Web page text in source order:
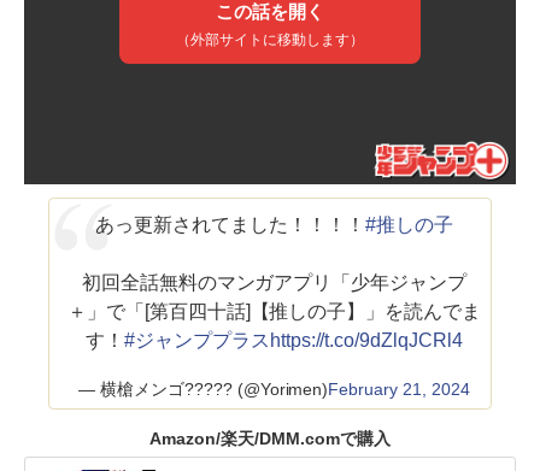
あっ更新されてました！！！！ #推しの子
初回全話無料のマンガアプリ「少年ジャンプ
＋」で「[第百四十話]【推しの子】」を読んでま
す！ #ジャンププラス https://t.co/9dZlqJCRl4
— 横槍メンゴ????? (@Yorimen)February 21, 2024
Amazon/楽天/DMM.comで購入